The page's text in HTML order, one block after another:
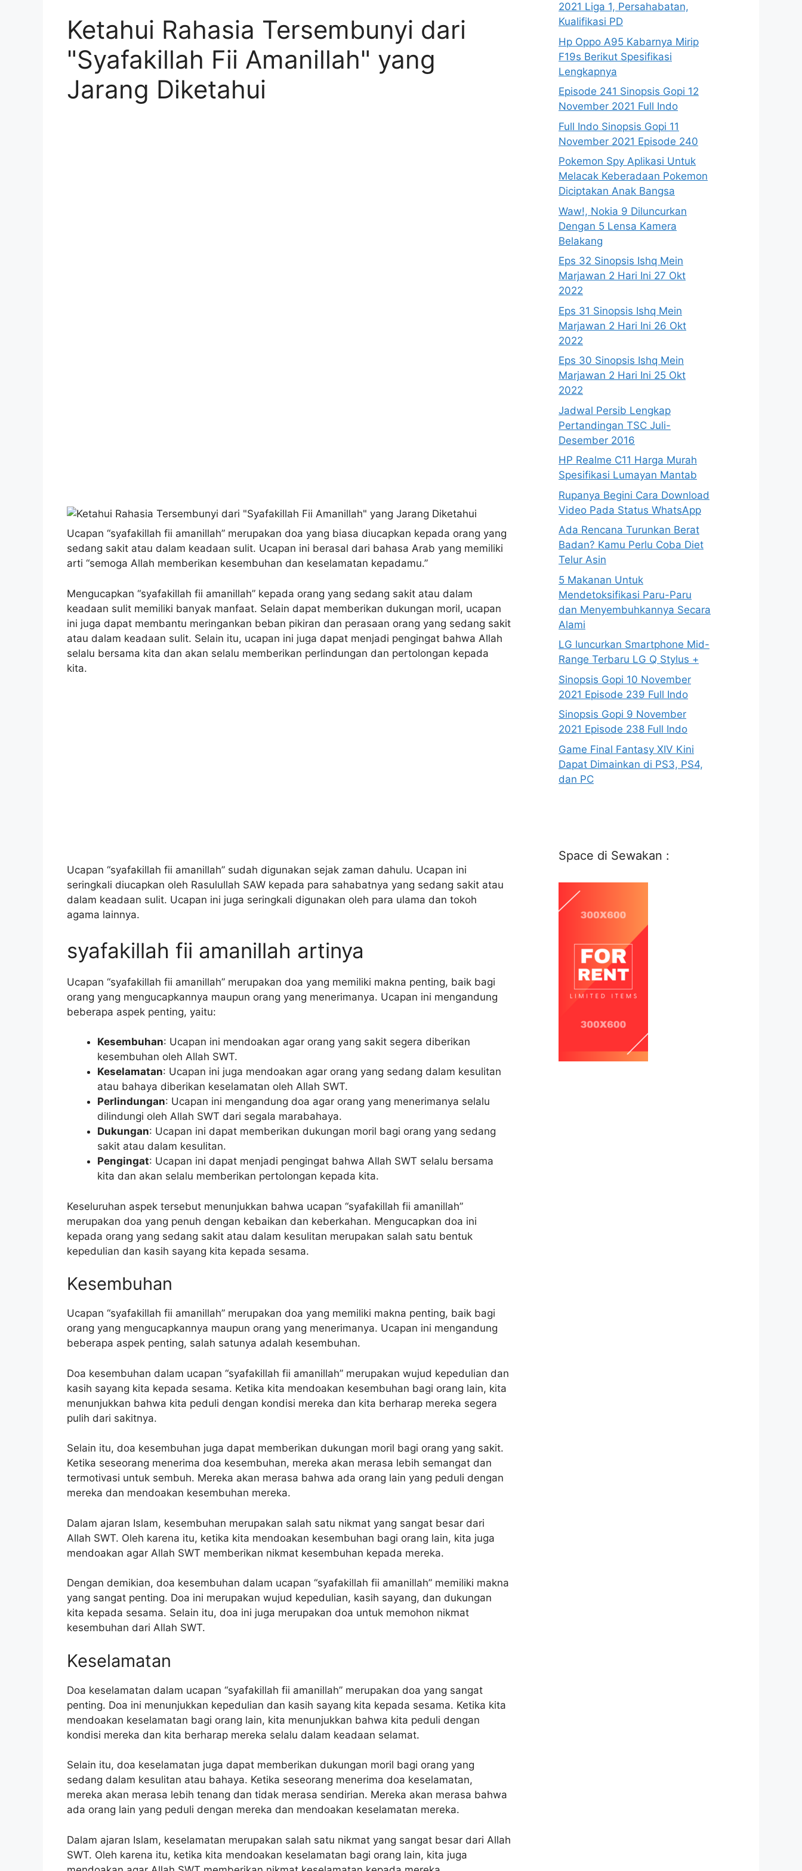
Ketahui Rahasia Tersembunyi dari
"Syafakillah Fii Amanillah" yang
Jarang Diketahui
Ucapan “syafakillah fii amanillah” merupakan doa yang biasa diucapkan kepada orang yang
sedang sakit atau dalam keadaan sulit. Ucapan ini berasal dari bahasa Arab yang memiliki
arti “semoga Allah memberikan kesembuhan dan keselamatan kepadamu.”
Mengucapkan “syafakillah fii amanillah” kepada orang yang sedang sakit atau dalam
keadaan sulit memiliki banyak manfaat. Selain dapat memberikan dukungan moril, ucapan
ini juga dapat membantu meringankan beban pikiran dan perasaan orang yang sedang sakit
atau dalam keadaan sulit. Selain itu, ucapan ini juga dapat menjadi pengingat bahwa Allah
selalu bersama kita dan akan selalu memberikan perlindungan dan pertolongan kepada
kita.
Ucapan “syafakillah fii amanillah” sudah digunakan sejak zaman dahulu. Ucapan ini
seringkali diucapkan oleh Rasulullah SAW kepada para sahabatnya yang sedang sakit atau
dalam keadaan sulit. Ucapan ini juga seringkali digunakan oleh para ulama dan tokoh
agama lainnya.
syafakillah fii amanillah artinya
Ucapan “syafakillah fii amanillah” merupakan doa yang memiliki makna penting, baik bagi
orang yang mengucapkannya maupun orang yang menerimanya. Ucapan ini mengandung
beberapa aspek penting, yaitu:
Kesembuhan: Ucapan ini mendoakan agar orang yang sakit segera diberikan
kesembuhan oleh Allah SWT.
Keselamatan: Ucapan ini juga mendoakan agar orang yang sedang dalam kesulitan
atau bahaya diberikan keselamatan oleh Allah SWT.
Perlindungan: Ucapan ini mengandung doa agar orang yang menerimanya selalu
dilindungi oleh Allah SWT dari segala marabahaya.
Dukungan: Ucapan ini dapat memberikan dukungan moril bagi orang yang sedang
sakit atau dalam kesulitan.
Pengingat: Ucapan ini dapat menjadi pengingat bahwa Allah SWT selalu bersama
kita dan akan selalu memberikan pertolongan kepada kita.
Keseluruhan aspek tersebut menunjukkan bahwa ucapan “syafakillah fii amanillah”
merupakan doa yang penuh dengan kebaikan dan keberkahan. Mengucapkan doa ini
kepada orang yang sedang sakit atau dalam kesulitan merupakan salah satu bentuk
kepedulian dan kasih sayang kita kepada sesama.
Kesembuhan
Ucapan “syafakillah fii amanillah” merupakan doa yang memiliki makna penting, baik bagi
orang yang mengucapkannya maupun orang yang menerimanya. Ucapan ini mengandung
beberapa aspek penting, salah satunya adalah kesembuhan.
Doa kesembuhan dalam ucapan “syafakillah fii amanillah” merupakan wujud kepedulian dan
kasih sayang kita kepada sesama. Ketika kita mendoakan kesembuhan bagi orang lain, kita
menunjukkan bahwa kita peduli dengan kondisi mereka dan kita berharap mereka segera
pulih dari sakitnya.
Selain itu, doa kesembuhan juga dapat memberikan dukungan moril bagi orang yang sakit.
Ketika seseorang menerima doa kesembuhan, mereka akan merasa lebih semangat dan
termotivasi untuk sembuh. Mereka akan merasa bahwa ada orang lain yang peduli dengan
mereka dan mendoakan kesembuhan mereka.
Dalam ajaran Islam, kesembuhan merupakan salah satu nikmat yang sangat besar dari
Allah SWT. Oleh karena itu, ketika kita mendoakan kesembuhan bagi orang lain, kita juga
mendoakan agar Allah SWT memberikan nikmat kesembuhan kepada mereka.
Dengan demikian, doa kesembuhan dalam ucapan “syafakillah fii amanillah” memiliki makna
yang sangat penting. Doa ini merupakan wujud kepedulian, kasih sayang, dan dukungan
kita kepada sesama. Selain itu, doa ini juga merupakan doa untuk memohon nikmat
kesembuhan dari Allah SWT.
Keselamatan
Doa keselamatan dalam ucapan “syafakillah fii amanillah” merupakan doa yang sangat
penting. Doa ini menunjukkan kepedulian dan kasih sayang kita kepada sesama. Ketika kita
mendoakan keselamatan bagi orang lain, kita menunjukkan bahwa kita peduli dengan
kondisi mereka dan kita berharap mereka selalu dalam keadaan selamat.
Selain itu, doa keselamatan juga dapat memberikan dukungan moril bagi orang yang
sedang dalam kesulitan atau bahaya. Ketika seseorang menerima doa keselamatan,
mereka akan merasa lebih tenang dan tidak merasa sendirian. Mereka akan merasa bahwa
ada orang lain yang peduli dengan mereka dan mendoakan keselamatan mereka.
Dalam ajaran Islam, keselamatan merupakan salah satu nikmat yang sangat besar dari Allah
SWT. Oleh karena itu, ketika kita mendoakan keselamatan bagi orang lain, kita juga
2021 Liga 1, Persahabatan,
Kualifikasi PD
Hp Oppo A95 Kabarnya Mirip
F19s Berikut Spesifikasi
Lengkapnya
Episode 241 Sinopsis Gopi 12
November 2021 Full Indo
Full Indo Sinopsis Gopi 11
November 2021 Episode 240
Pokemon Spy Aplikasi Untuk
Melacak Keberadaan Pokemon
Diciptakan Anak Bangsa
Waw!, Nokia 9 Diluncurkan
Dengan 5 Lensa Kamera
Belakang
Eps 32 Sinopsis Ishq Mein
Marjawan 2 Hari Ini 27 Okt
2022
Eps 31 Sinopsis Ishq Mein
Marjawan 2 Hari Ini 26 Okt
2022
Eps 30 Sinopsis Ishq Mein
Marjawan 2 Hari Ini 25 Okt
2022
Jadwal Persib Lengkap
Pertandingan TSC Juli-
Desember 2016
HP Realme C11 Harga Murah
Spesifikasi Lumayan Mantab
Rupanya Begini Cara Download
Video Pada Status WhatsApp
Ada Rencana Turunkan Berat
Badan? Kamu Perlu Coba Diet
Telur Asin
5 Makanan Untuk
Mendetoksifikasi Paru-Paru
dan Menyembuhkannya Secara
Alami
LG luncurkan Smartphone Mid-
Range Terbaru LG Q Stylus +
Sinopsis Gopi 10 November
2021 Episode 239 Full Indo
Sinopsis Gopi 9 November
2021 Episode 238 Full Indo
Game Final Fantasy XIV Kini
Dapat Dimainkan di PS3, PS4,
dan PC
Space di Sewakan :